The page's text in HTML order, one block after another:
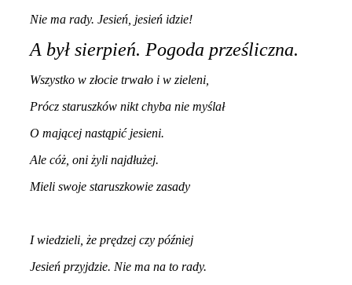
Nie ma rady. Jesień, jesień idzie!
A był sierpień. Pogoda prześliczna.
Wszystko w złocie trwało i w zieleni,
Prócz staruszków nikt chyba nie myślał
O mającej nastąpić jesieni.
Ale cóż, oni żyli najdłużej.
Mieli swoje staruszkowie zasady
I wiedzieli, że prędzej czy później
Jesień przyjdzie. Nie ma na to rady.